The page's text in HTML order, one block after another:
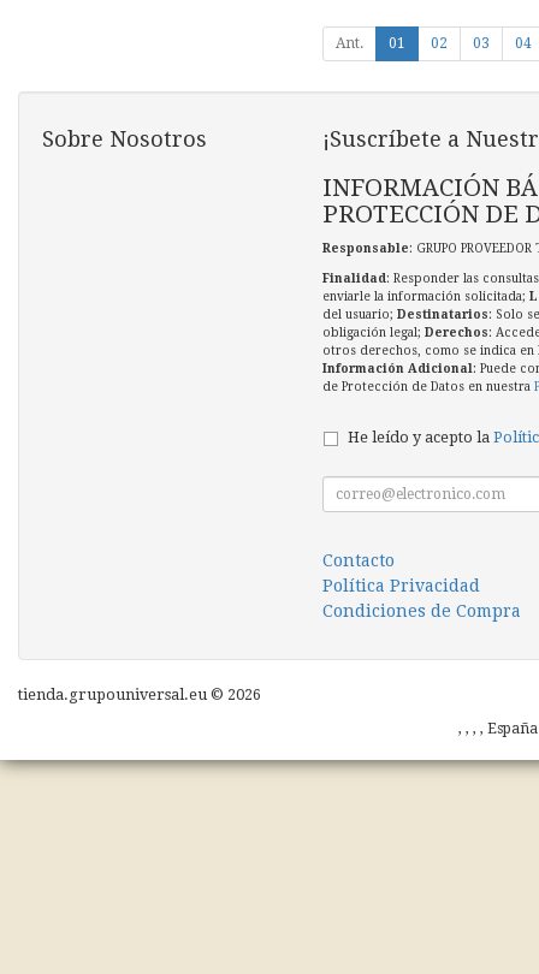
Ant. 01 02 03 04
Sobre Nosotros ¡Suscríbete a
INFORMACIÓN
PROTECCIÓN DE
Responsable: GRUPO
Finalidad: Responder las
enviarle la información solicitada;
del usuario; Destinatarios: Solo
obligación legal; Derechos:
otros derechos, como se indica en
Información Adicional: Puede
de Protección de Datos en nuestra
He leído y acepto la
Contacto
Política Privacidad
Condiciones de Compra
tienda.grupouniversal.eu © 2026
, , , ,